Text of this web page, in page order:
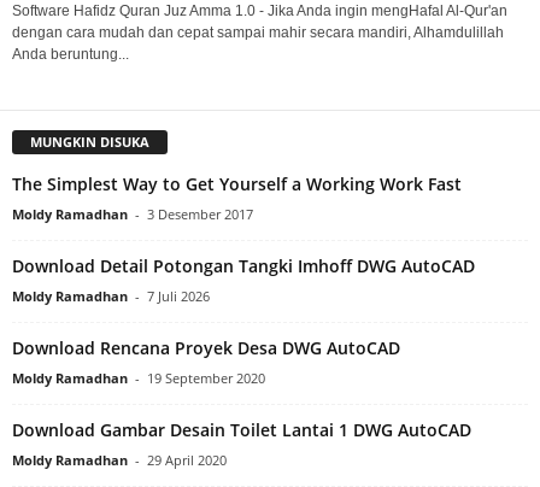
Software Hafidz Quran Juz Amma 1.0 - Jika Anda ingin mengHafal Al-Qur'an
dengan cara mudah dan cepat sampai mahir secara mandiri, Alhamdulillah
Anda beruntung...
MUNGKIN DISUKA
The Simplest Way to Get Yourself a Working Work Fast
Moldy Ramadhan - 3 Desember 2017
Download Detail Potongan Tangki Imhoff DWG AutoCAD
Moldy Ramadhan - 7 Juli 2026
Download Rencana Proyek Desa DWG AutoCAD
Moldy Ramadhan - 19 September 2020
Download Gambar Desain Toilet Lantai 1 DWG AutoCAD
Moldy Ramadhan - 29 April 2020